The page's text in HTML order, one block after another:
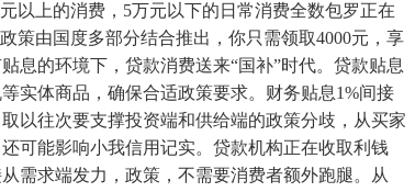
以上的消费，5万元以下的日常消费全数包罗正在
策由国度多部分结合推出，你只需领取4000元，享
息的环境下，贷款消费送来“国补”时代。贷款贴息
实体商品，确保合适政策要求。财务贴息1%间接
以往次要支撑投资端和供给端的政策分歧，从买家
可能影响小我信用记实。贷款机构正在收取利钱
需求端发力，政策，不需要消费者额外跑腿。从